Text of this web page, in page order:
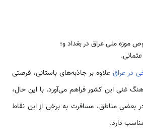
موزه ملی عراق در بغداد و؛
در عراق علاوه بر جاذبه‌های باستانی، فرصتی
غنی این کشور فراهم می‌آورد. با این حال،
بعضی مناطق، مسافرت به برخی از این نقاط
دارد.